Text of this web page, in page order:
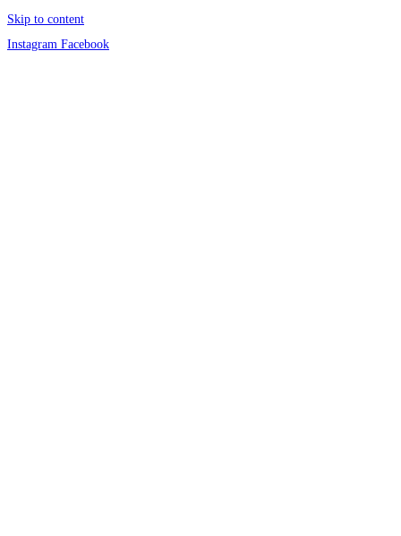
Skip to content
Instagram Facebook